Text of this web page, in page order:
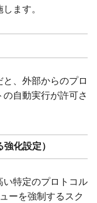
ます。
、外部からのプロ
の自動実行が許可さ
化設定）
い特定のプロトコル
ーを強制するスク